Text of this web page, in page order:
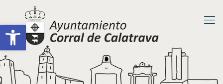
Abrir barra de herramientas